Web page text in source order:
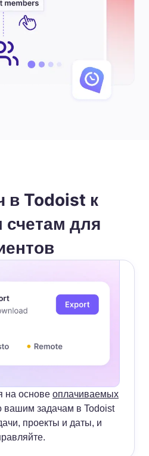
в Todoist к
счетам для
на основе оплачиваемых
вашим задачам в Todoist
проекты и даты, и